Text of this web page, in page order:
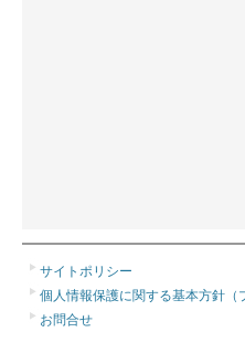
サイトポリシー
個人情報保護に関する基本方針（
お問合せ